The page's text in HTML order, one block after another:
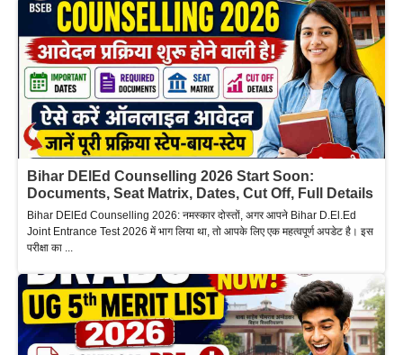
Bihar DElEd Counselling 2026 Start Soon:
Documents, Seat Matrix, Dates, Cut Off, Full Details
Bihar DElEd Counselling 2026: नमस्कार दोस्तों, अगर आपने Bihar D.El.Ed
Joint Entrance Test 2026 में भाग लिया था, तो आपके लिए एक महत्वपूर्ण अपडेट है। इस
परीक्षा का ...